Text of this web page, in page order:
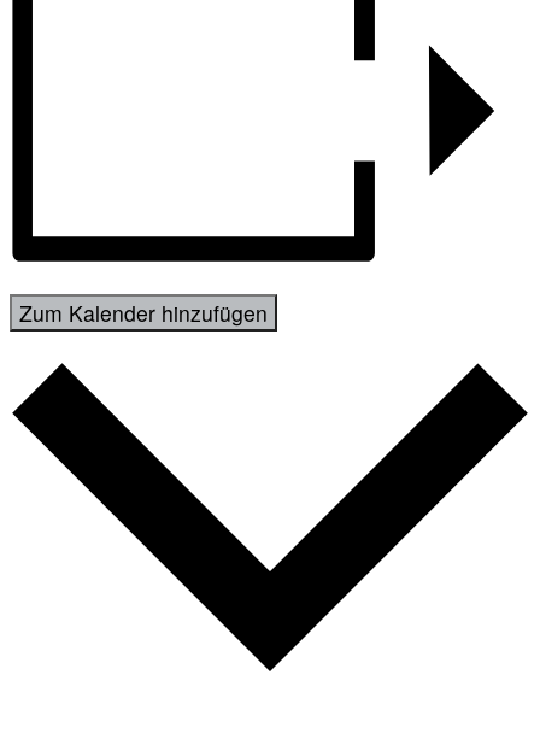
Zum Kalender hinzufügen